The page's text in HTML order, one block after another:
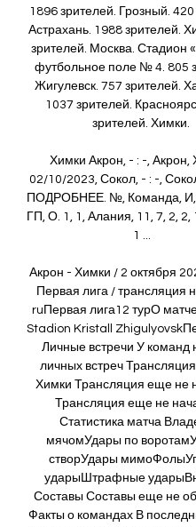
1896 зрителей. Грозный. 420
Астрахань. 1988 зрителей.
зрителей. Москва. Стадион
футбольное поле № 4. 805
Жигулевск. 757 зрителей.
1037 зрителей.
зрителей. Химки.
Химки Акрон, - : -, Акрон,
02/10/2023, Сокол, - : -,
ПОДРОБНЕЕ. №, Команда, И,
ГП, О. 1, 1, Алания, 11, 7, 2, 2,
1 ...
Акрон - Химки / 2 октября
Первая лига / трансляция
ruПервая лига12 турО
Stadion Kristall
Личные встречи У команд
личных встреч
Химки Трансляция еще не
Трансляция еще не
Статистика матча
мячомУдары по
створУдары
ударыШтрафные
Составы Составы еще не
Факты о командах В